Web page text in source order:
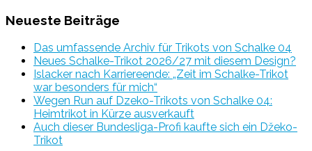
Neueste Beiträge
Das umfassende Archiv für Trikots von Schalke 04
Neues Schalke-Trikot 2026/27 mit diesem Design?
Islacker nach Karriereende: „Zeit im Schalke-Trikot
war besonders für mich“
Wegen Run auf Dzeko-Trikots von Schalke 04:
Heimtrikot in Kürze ausverkauft
Auch dieser Bundesliga-Profi kaufte sich ein Džeko-
Trikot